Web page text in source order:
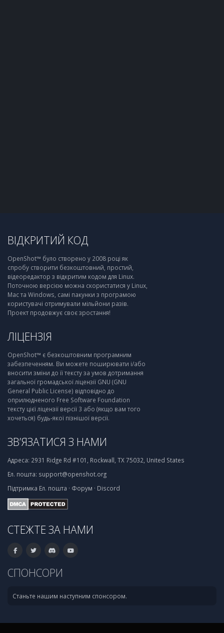
ВІДКРИТИЙ КОД
OpenShot™ було створено у 2008 році як
спробу створити безкоштовний, простий,
відеоредактор з відкритим кодом для Linux.
Поточною версією можна скористатися у Linux,
Mac та Windows, самі пакунки з програмою
користувачі отримували мільйони разів.
Проект продовжує своє зростання!
ЛІЦЕНЗІЯ
OpenShot™ є безкоштовним програмним
забезпеченням. Ви можете поширювати і/або
вносити зміни до її тексту за умов дотримання
загальної громадської ліцензії GNU (GNU
General Public License) відповідно до
оприлюдненого Free Software Foundation
тексту цієї ліцензії версії 3 або (якщо вам того
хочеться) будь-якої пізнішої версії.
ЗВ’ЯЗАТИСЯ З НАМИ
Адреса: 2931 Ridge Rd #101, Rockwall, TX 75032, United States
Ел. пошта: support@openshot.org
Підтримка Ел. пошта · Форум · Discord
СТЕЖТЕ ЗА НАМИ
СПОНСОРИ
Станьте нашим наступним спонсором.